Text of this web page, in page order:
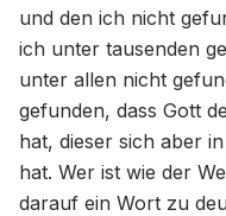
und den ich nicht
ich unter tausenden
unter allen nicht
gefunden, dass Gott
hat, dieser sich aber
hat. Wer ist wie der
darauf ein Wort zu